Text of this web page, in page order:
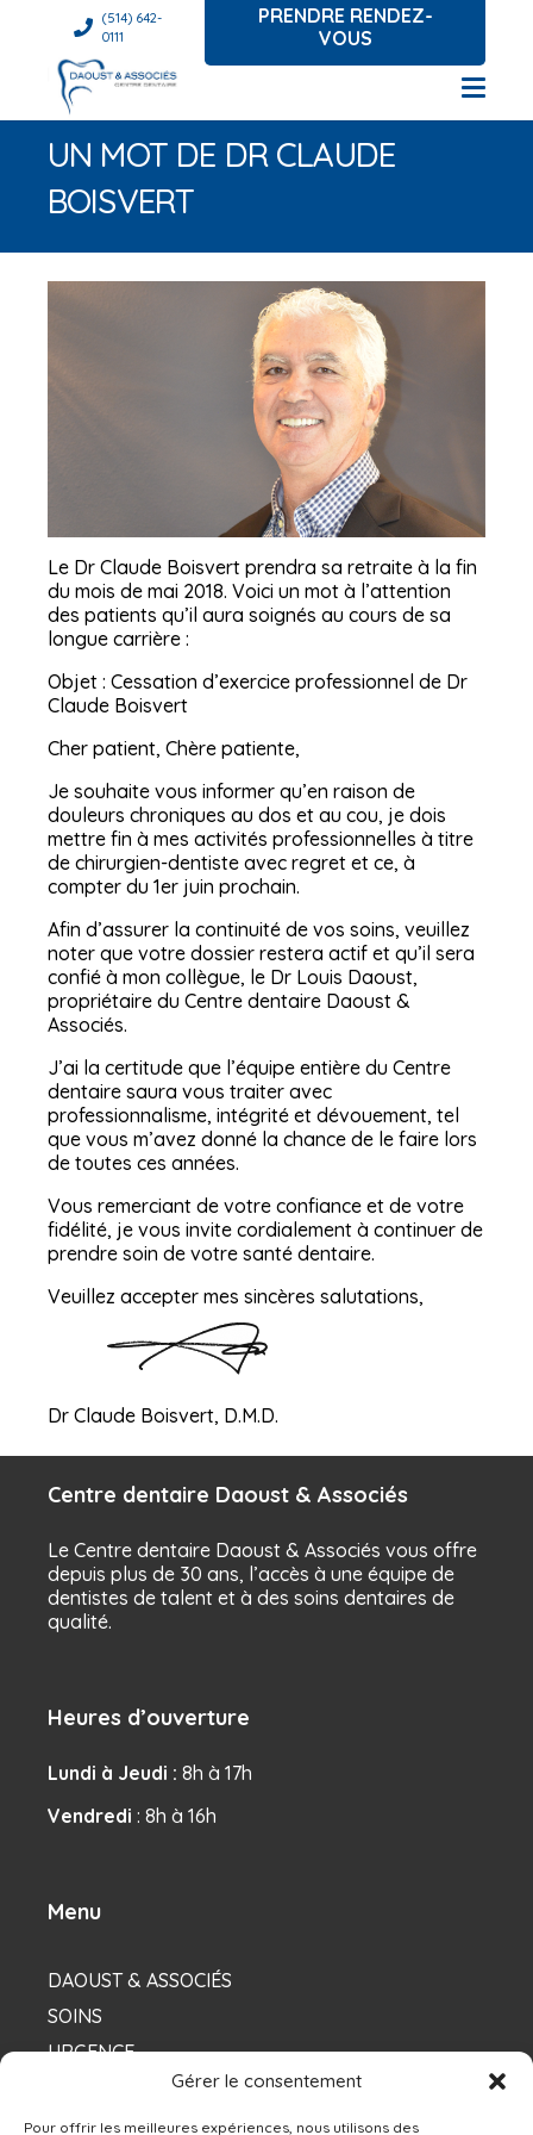
Gérer le consentement
Pour offrir les meilleures expériences, nous utilisons des
(514) 642-
0111
PRENDRE RENDEZ-
VOUS
UN MOT DE DR CLAUDE
BOISVERT
Le Dr Claude Boisvert prendra sa retraite à la fin
du mois de mai 2018. Voici un mot à l’attention
des patients qu’il aura soignés au cours de sa
longue carrière :
Objet : Cessation d’exercice professionnel de Dr
Claude Boisvert
Cher patient, Chère patiente,
Je souhaite vous informer qu’en raison de
douleurs chroniques au dos et au cou, je dois
mettre fin à mes activités professionnelles à titre
de chirurgien-dentiste avec regret et ce, à
compter du 1er juin prochain.
Afin d’assurer la continuité de vos soins, veuillez
noter que votre dossier restera actif et qu’il sera
confié à mon collègue, le Dr Louis Daoust,
propriétaire du Centre dentaire Daoust &
Associés.
J’ai la certitude que l’équipe entière du Centre
dentaire saura vous traiter avec
professionnalisme, intégrité et dévouement, tel
que vous m’avez donné la chance de le faire lors
de toutes ces années.
Vous remerciant de votre confiance et de votre
fidélité, je vous invite cordialement à continuer de
prendre soin de votre santé dentaire.
Veuillez accepter mes sincères salutations,
Dr Claude Boisvert, D.M.D.
Centre dentaire Daoust & Associés
Le Centre dentaire Daoust & Associés vous offre
depuis plus de 30 ans, l’accès à une équipe de
dentistes de talent et à des soins dentaires de
qualité.
Heures d’ouverture
Lundi à Jeudi : 8h à 17h
Vendredi : 8h à 16h
Menu
DAOUST & ASSOCIÉS
SOINS
URGENCE
NOS DENTISTES